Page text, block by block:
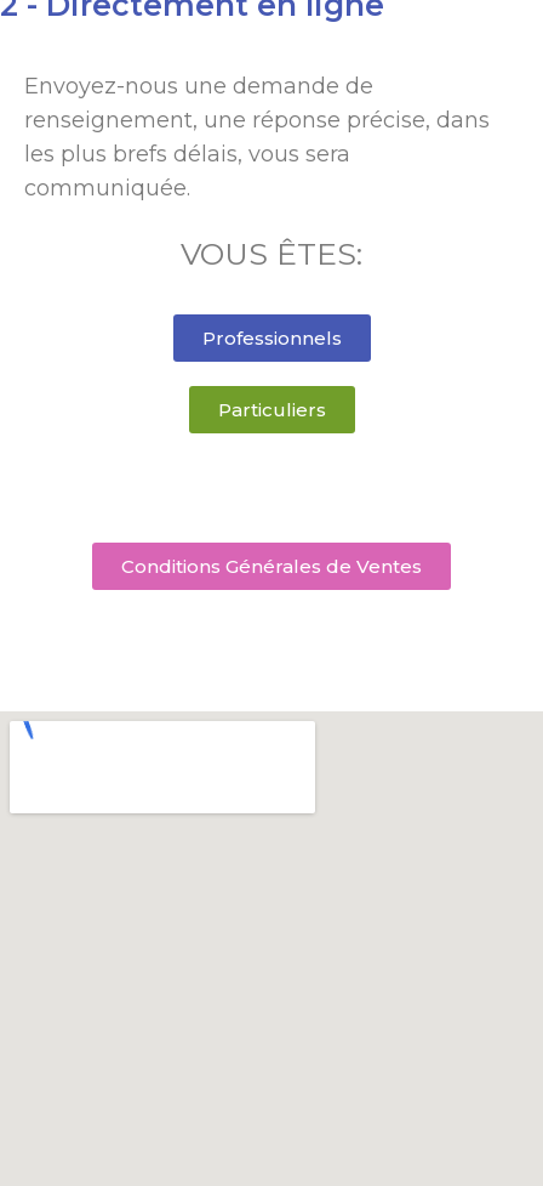
Envoyez-nous une demande de
renseignement, une réponse précise, dans
les plus brefs délais, vous sera
communiquée.
VOUS ÊTES:
Professionnels
Particuliers
Conditions Générales de Ventes